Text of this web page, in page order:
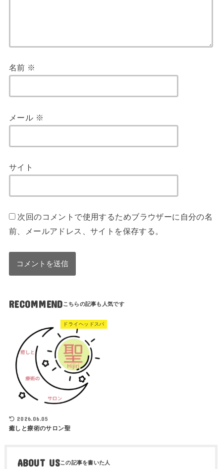
名前 ※
メール ※
サイト
次回のコメントで使用するためブラウザーに自分の名
前、メールアドレス、サイトを保存する。
RECOMMEND
ドライヘッドスパ
2026.06.05
癒しと療術のサロン聖
ABOUT US